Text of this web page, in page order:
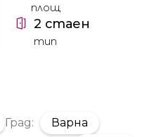
площ
2 стаен
тип
Град:
Варна